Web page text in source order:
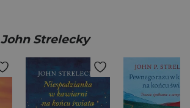
John Strelecky